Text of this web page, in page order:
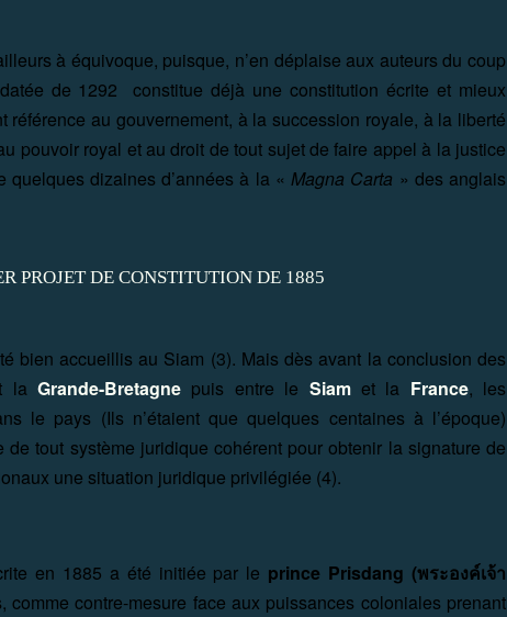
à équivoque, puisque, n’en déplaise aux auteurs du coup
de 1292
constitue déjà une constitution écrite et mieux
référence au gouvernement, à la succession royale, à la liberté
pouvoir royal et au droit de tout sujet de faire appel à la justice
quelques dizaines d’années à la «Magna Carta » des anglais
bien accueillis au Siam (3). Mais dès avant la conclusion des
la Grande-Bretagne puis entre le Siam et la France, les
le pays (Ils n’étaient que quelques centaines à l’époque)
de tout système juridique cohérent pour obtenir la signature de
une situation juridique privilégiée (4).
en 1885 a été initiée par le prince Prisdang (พระองค์เจ้า
comme contre-mesure face aux puissances coloniales prenant